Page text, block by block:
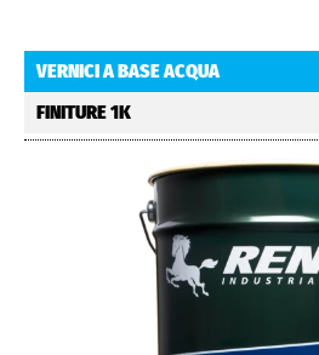
VERNICI A BASE ACQUA
FINITURE 1K